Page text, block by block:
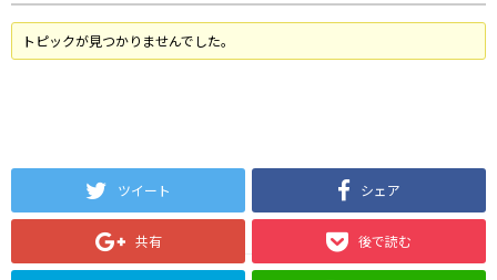
トピックが見つかりませんでした。
ツイート シェア
共有 後で読む